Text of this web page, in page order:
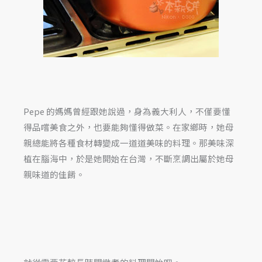
Pepe 的媽媽曾經跟她說過，身為義大利人，不僅要懂
得品嚐美食之外，也要能夠懂得做菜。在家鄉時，她母
親總能將各種食材轉變成一道道美味的料理。那美味深
植在腦海中，於是她開始在台灣，不斷烹調出屬於她母
親味道的佳餚。